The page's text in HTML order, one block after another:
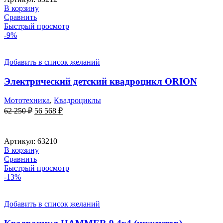
490 ₽.
В корзину
Сравнить
Быстрый просмотр
-9%
Добавить в список желаний
Электрический детский квадроцикл ORION
Мототехника, Квадроциклы
62 250₽ Первоначальная
250 ₽.
56 568 ₽Текущая
Артикул: 63210
В корзину
Сравнить
Быстрый просмотр
-13%
Добавить в список желаний